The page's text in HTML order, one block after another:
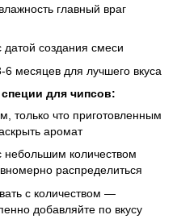
главный враг
создания смеси
месяцев для лучшего вкуса
для чипсов:
только что приготовленным
аромат
количеством
распределиться
с количеством —
добавляйте по вкусу